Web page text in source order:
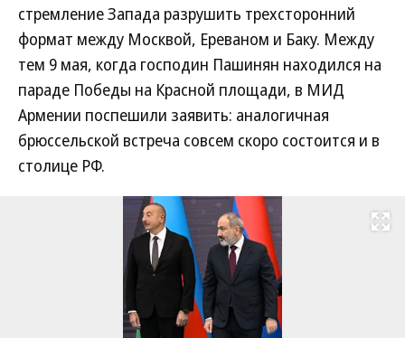
стремление Запада разрушить трехсторонний
формат между Москвой, Ереваном и Баку. Между
тем 9 мая, когда господин Пашинян находился на
параде Победы на Красной площади, в МИД
Армении поспешили заявить: аналогичная
брюссельской встреча совсем скоро состоится и в
столице РФ.
Развернуть